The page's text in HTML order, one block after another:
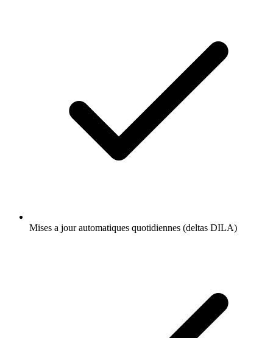
Mises a jour automatiques quotidiennes (deltas DILA)